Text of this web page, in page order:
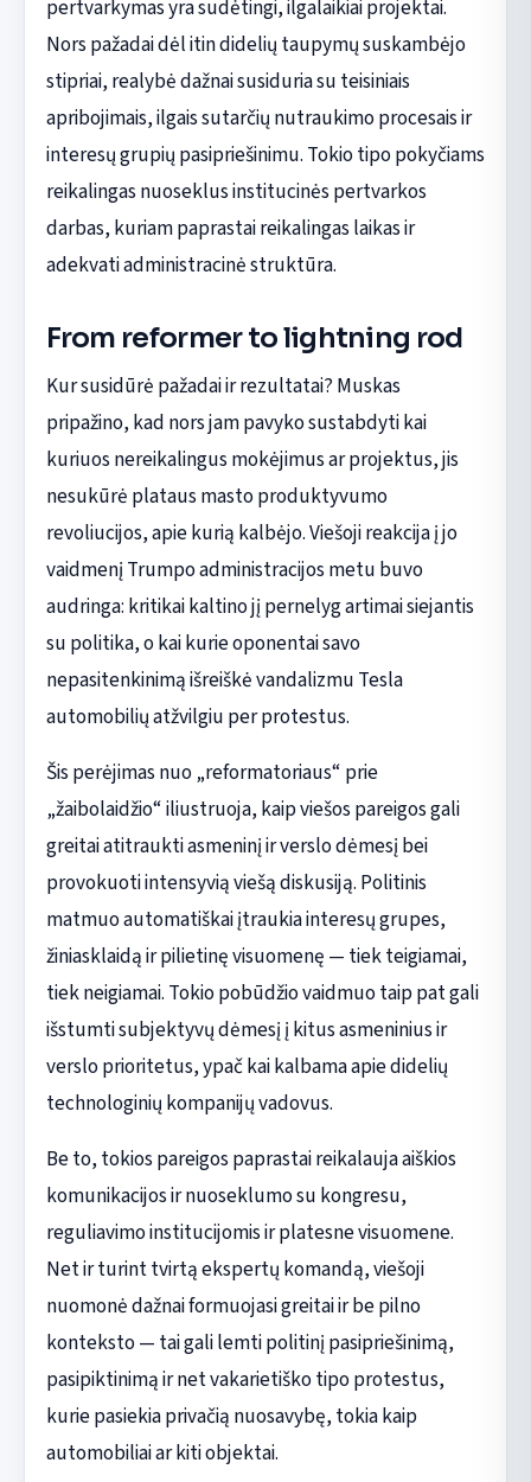
pertvarkymas yra sudėtingi, ilgalaikiai projektai.
Nors pažadai dėl itin didelių taupymų suskambėjo
stipriai, realybė dažnai susiduria su teisiniais
apribojimais, ilgais sutarčių nutraukimo procesais ir
interesų grupių pasipriešinimu. Tokio tipo pokyčiams
reikalingas nuoseklus institucinės pertvarkos
darbas, kuriam paprastai reikalingas laikas ir
adekvati administracinė struktūra.
From reformer to lightning rod
Kur susidūrė pažadai ir rezultatai? Muskas
pripažino, kad nors jam pavyko sustabdyti kai
kuriuos nereikalingus mokėjimus ar projektus, jis
nesukūrė plataus masto produktyvumo
revoliucijos, apie kurią kalbėjo. Viešoji reakcija į jo
vaidmenį Trumpo administracijos metu buvo
audringa: kritikai kaltino jį pernelyg artimai siejantis
su politika, o kai kurie oponentai savo
nepasitenkinimą išreiškė vandalizmu Tesla
automobilių atžvilgiu per protestus.
Šis perėjimas nuo „reformatoriaus“ prie
„žaibolaidžio“ iliustruoja, kaip viešos pareigos gali
greitai atitraukti asmeninį ir verslo dėmesį bei
provokuoti intensyvią viešą diskusiją. Politinis
matmuo automatiškai įtraukia interesų grupes,
žiniasklaidą ir pilietinę visuomenę — tiek teigiamai,
tiek neigiamai. Tokio pobūdžio vaidmuo taip pat gali
išstumti subjektyvų dėmesį į kitus asmeninius ir
verslo prioritetus, ypač kai kalbama apie didelių
technologinių kompanijų vadovus.
Be to, tokios pareigos paprastai reikalauja aiškios
komunikacijos ir nuoseklumo su kongresu,
reguliavimo institucijomis ir platesne visuomene.
Net ir turint tvirtą ekspertų komandą, viešoji
nuomonė dažnai formuojasi greitai ir be pilno
konteksto — tai gali lemti politinį pasipriešinimą,
pasipiktinimą ir net vakarietiško tipo protestus,
kurie pasiekia privačią nuosavybę, tokia kaip
automobiliai ar kiti objektai.